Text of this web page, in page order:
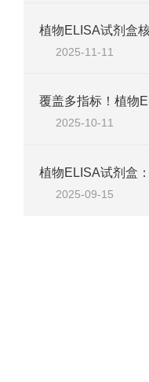
2025-11-11
2025-10-11
2025-09-15